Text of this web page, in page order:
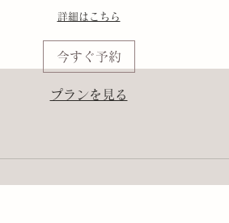
詳細はこちら
今すぐ予約
プランを見る